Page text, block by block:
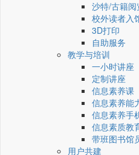
沙特/古籍阅
校外读者入
3D打印
自助服务
教学与培训
一小时讲座
定制讲座
信息素养课
信息素养能
信息素养手
信息素质教
带班图书馆
用户共建